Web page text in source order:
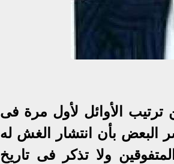
الأوائل لأول مرة فى
البعض بأن انتشار الغش له
ولا تذكر فى تاريخ